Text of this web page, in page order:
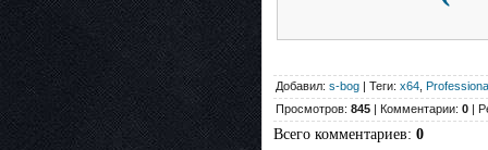
Добавил: s-bog | Теги: x64
Просмотров: 845 | Комментарии: 0 |
Всего комментариев: 0